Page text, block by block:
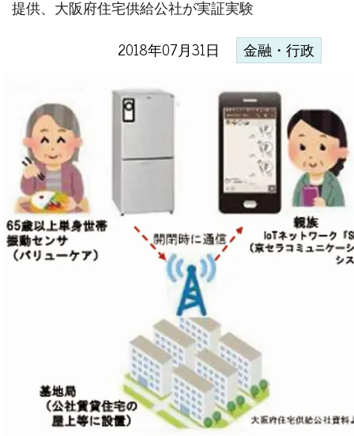
提供、大阪府住宅供給公社が実証実験
2018年07月31日 金融・行政